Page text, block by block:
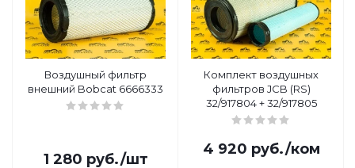
Воздушный фильтр
внешний Bobcat 6666333
1 280 руб./шт
Комплект воздушных
фильтров JCB (RS)
32/917804 + 32/917805
4 920 руб./ком